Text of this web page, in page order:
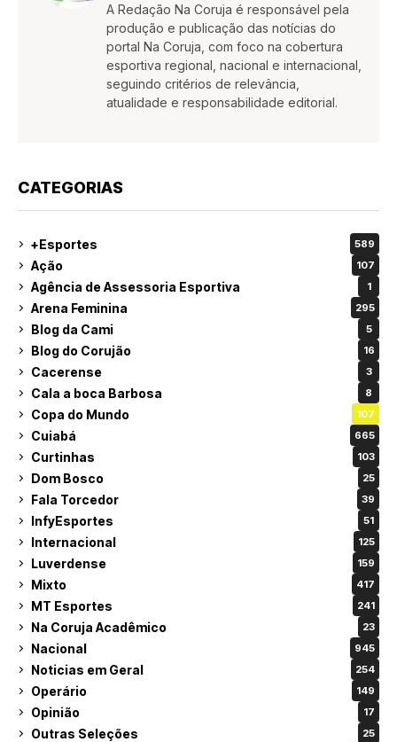
A Redação Na Coruja é responsável pela
produção e publicação das notícias do
portal Na Coruja, com foco na cobertura
esportiva regional, nacional e internacional,
seguindo critérios de relevância,
atualidade e responsabilidade editorial.
CATEGORIAS
+Esportes 589
Ação 107
Agência de Assessoria Esportiva 1
Arena Feminina 295
Blog da Cami 5
Blog do Corujão 16
Cacerense 3
Cala a boca Barbosa 8
Copa do Mundo 107
Cuiabá 665
Curtinhas 103
Dom Bosco 25
Fala Torcedor 39
InfyEsportes 51
Internacional 125
Luverdense 159
Mixto 417
MT Esportes 241
Na Coruja Acadêmico 23
Nacional 945
Noticias em Geral 254
Operário 149
Opinião 17
Outras Seleções 25